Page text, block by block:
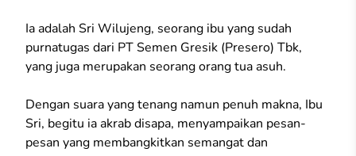
Ia adalah Sri Wilujeng, seorang ibu yang sudah
purnatugas dari PT Semen Gresik (Presero) Tbk,
yang juga merupakan seorang orang tua asuh.
Dengan suara yang tenang namun penuh makna, Ibu
Sri, begitu ia akrab disapa, menyampaikan pesan-
pesan yang membangkitkan semangat dan